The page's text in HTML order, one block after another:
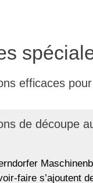
efficaces
de découpe
faire s’ajoutent